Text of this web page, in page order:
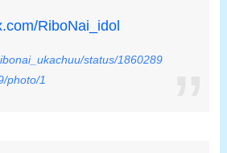
RiboNai_idol
status/1860289
photo/1